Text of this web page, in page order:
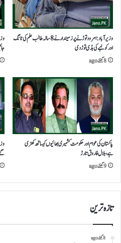
وزیرآباد:امرود توڑنے پر زمیندار نے 8 سالہ طالب علم کی ٹانگ
اور کولہے کی ہڈی توڑ دی
8 گھنٹے ago
پاکستان کی عوام اور حکومت کشمیری بھائیوں کیساتھ کھڑی
ہے،بلال فاروق تارڑ
9 گھنٹے ago
تازہ ترین
8 گھنٹے ago